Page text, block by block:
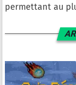
permettant au